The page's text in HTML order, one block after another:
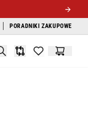
PORADNIKI ZAKUPOWE
SearchPorównywarka
items inKoszyk